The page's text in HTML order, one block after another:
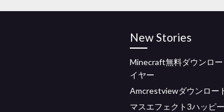
New Stories
Minecraft無料ダウンロ
イヤー
Amcrestviewダウンロー
マスエフェクト3ハッピ